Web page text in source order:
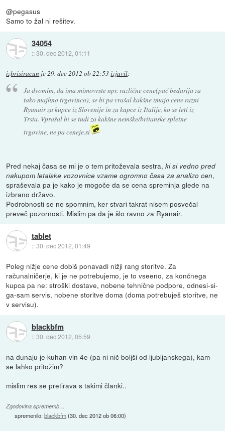
@pegasus
Samo to žal ni rešitev.
34054
::30. dec 2012, 01:11
izbrisiracun je29. dec 2012 ob 22:53izjavil:
Ja dvomim, da ima mimovrste npr. različne cene(pač bedarija za
tako majhno trgovinco), se bi pa vrašal kakšne imajo cene razni
Ryanair za kupce iz Slovenije in za kupce iz Italije, ko se leti iz
Trsta. Vprašal bi se tudi za kakšne nemške/britanske spletne
trgovine, ne pa ceneje.si
Pred nekaj časa se mi je o tem pritoževala sestra,ki si vedno pred
nakupom letalske vozovnice vzame ogromno časa za analizo cen,
spraševala pa je kako je mogoče da se cena spreminja glede na
izbrano državo.
Podrobnosti se ne spomnim, ker stvari takrat nisem posvečal
preveč pozornosti. Mislim pa da je šlo ravno za Ryanair.
tablet
::30. dec 2012, 01:49
Poleg nižje cene dobiš ponavadi nižji rang storitve. Za
računalničerje, ki je ne potrebujemo, je to vseeno, za končnega
kupca pa ne: stroški dostave, nobene tehnične podpore, odnesi-si-
ga-sam servis, nobene storitve doma (doma potrebuješ storitve, ne
v servisu).
blackbfm
::30. dec 2012, 05:59
na dunaju je kuhan vin 4e (pa ni nič boljši od ljubljanskega), kam
se lahko pritožim?
mislim res se pretirava s takimi članki..
Zgodovina sprememb…
spremenilo:blackbfm(30. dec 2012 ob 06:00)